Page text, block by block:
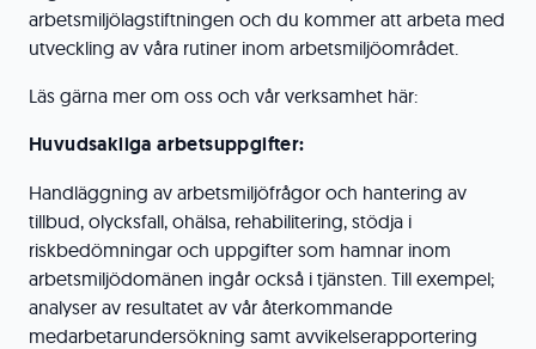
arbetsmiljölagstiftningen och du kommer att arbeta med
utveckling av våra rutiner inom arbetsmiljöområdet.
Läs gärna mer om oss och vår verksamhet här:
Huvudsakliga arbetsuppgifter:
Handläggning av arbetsmiljöfrågor och hantering av
tillbud, olycksfall, ohälsa, rehabilitering, stödja i
riskbedömningar och uppgifter som hamnar inom
arbetsmiljödomänen ingår också i tjänsten. Till exempel;
analyser av resultatet av vår återkommande
medarbetarundersökning samt avvikelserapportering